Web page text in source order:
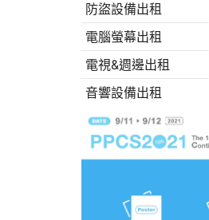
防盜設備出租
電腦螢幕出租
電視&週邊出租
音響設備出租